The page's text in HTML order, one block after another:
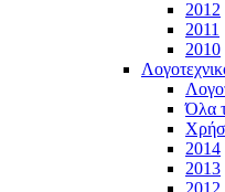
2012
2011
2010
Όλα
2014
2013
2012